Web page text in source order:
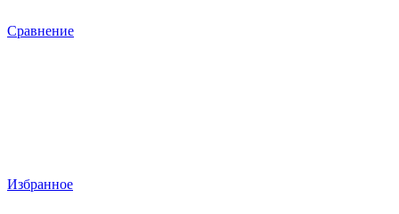
Сравнение
Избранное